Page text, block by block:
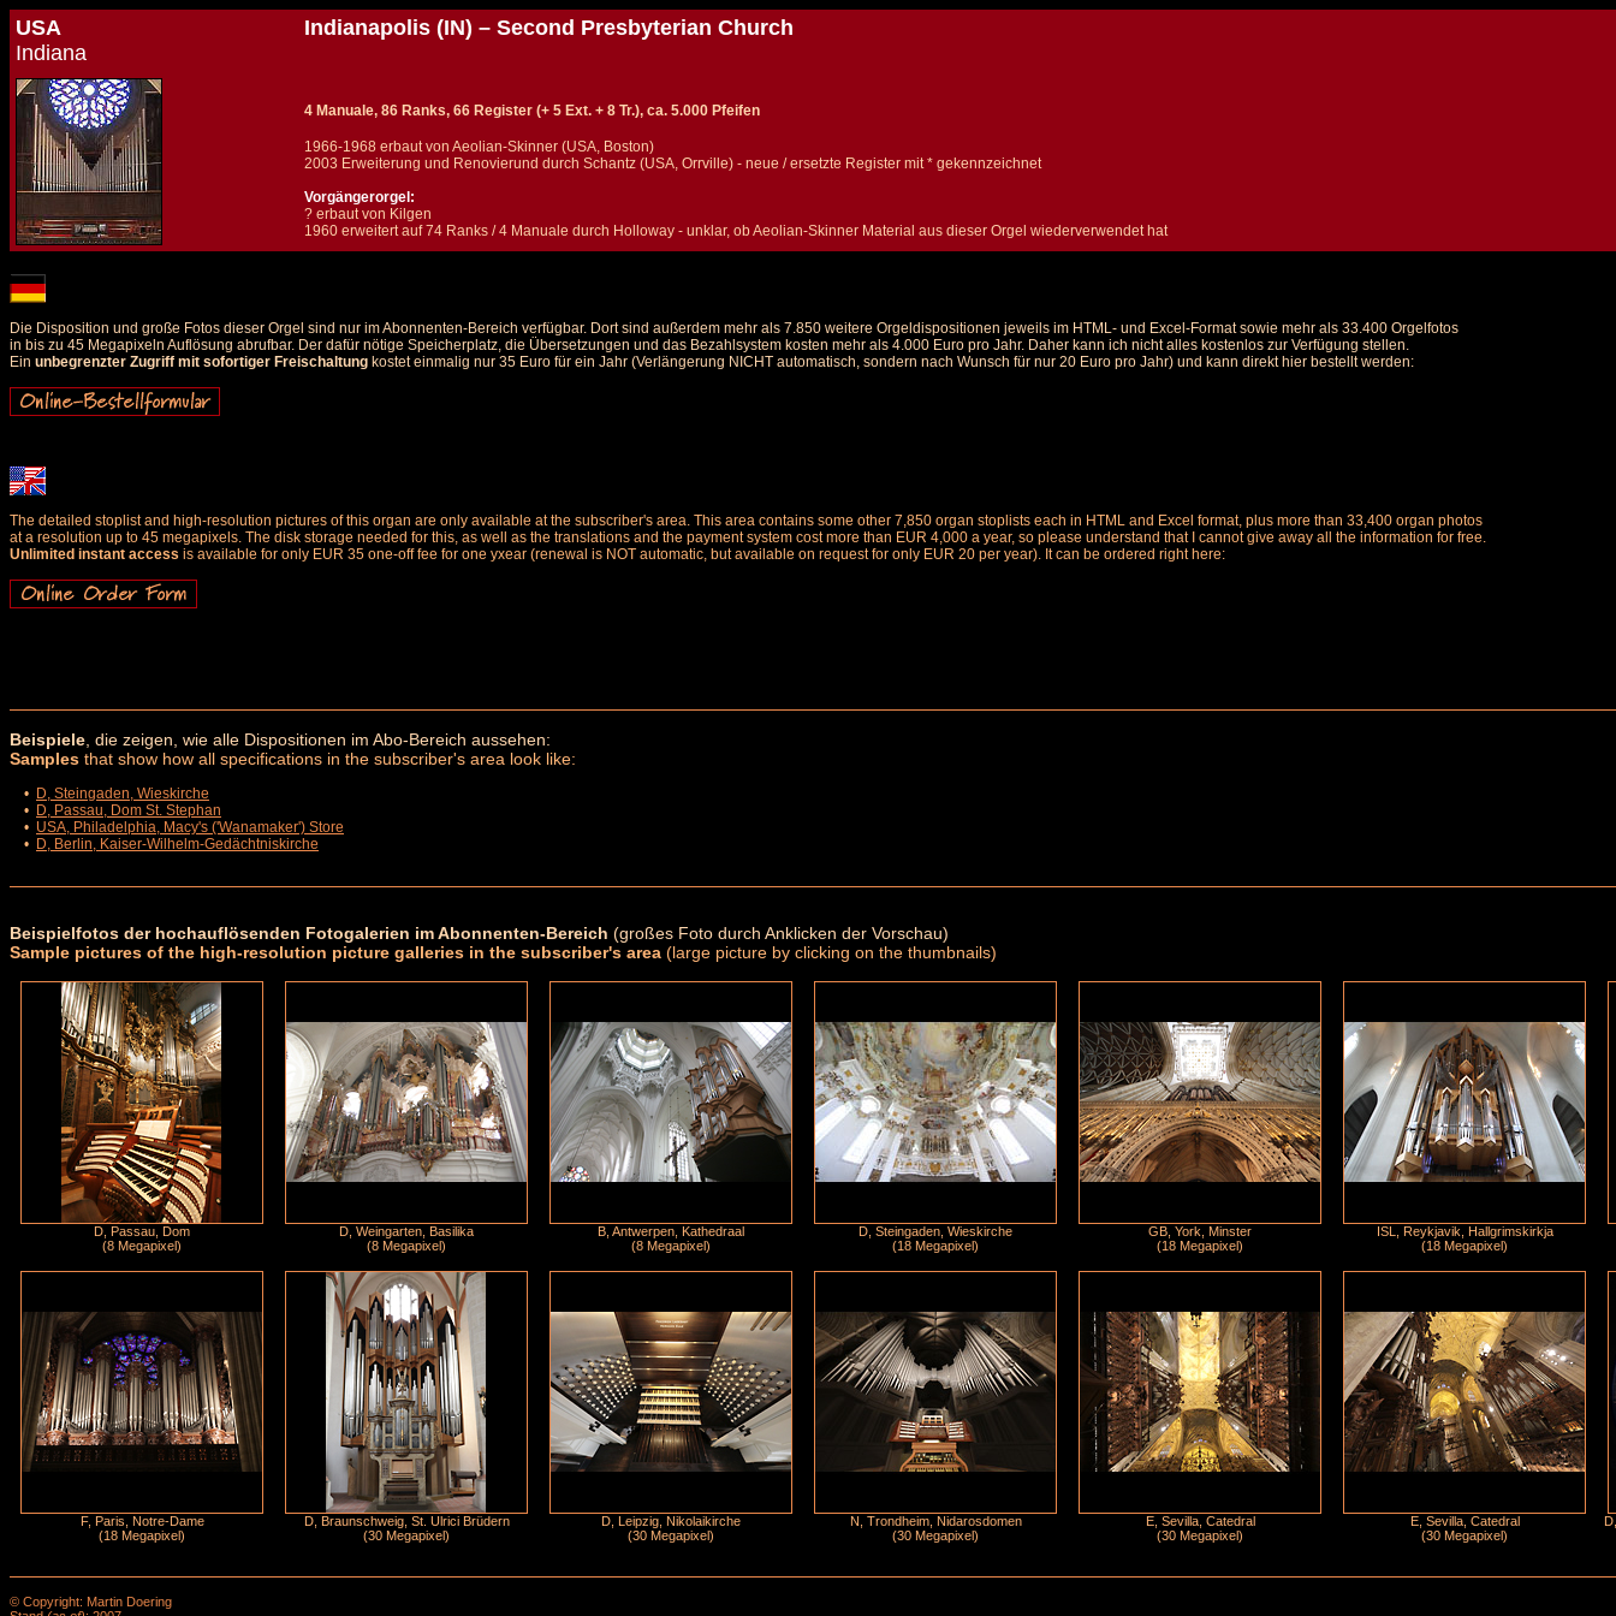
USA
Indiana
Indianapolis (IN) – Second Presbyterian Church
4 Manuale, 86 Ranks, 66 Register (+ 5 Ext. + 8 Tr.), ca. 5.000 Pfeifen
1966-1968 erbaut von Aeolian-Skinner (USA, Boston)
2003 Erweiterung und Renovierund durch Schantz (USA, Orrville) - neue / ersetzte Register mit * gekennzeichnet
Vorgängerorgel:
? erbaut von Kilgen
1960 erweitert auf 74 Ranks / 4 Manuale durch Holloway - unklar, ob Aeolian-Skinner Material aus dieser Orgel wiederverwendet hat
Die Disposition und große Fotos dieser Orgel sind nur im Abonnenten-Bereich verfügbar. Dort sind außerdem mehr als 7.850 weitere Orgeldispositionen jeweils im HTML- und Excel-Format sowie mehr als 33.400 Orgelfotos
in bis zu 45 Megapixeln Auflösung abrufbar. Der dafür nötige Speicherplatz, die Übersetzungen und das Bezahlsystem kosten mehr als 4.000 Euro pro Jahr. Daher kann ich nicht alles kostenlos zur Verfügung stellen.
Ein unbegrenzter Zugriff mit sofortiger Freischaltung kostet einmalig nur 35 Euro für ein Jahr (Verlängerung NICHT automatisch, sondern nach Wunsch für nur 20 Euro pro Jahr) und kann direkt hier bestellt werden:
The detailed stoplist and high-resolution pictures of this organ are only available at the subscriber's area. This area contains some other 7,850 organ stoplists each in HTML and Excel format, plus more than 33,400 organ photos
at a resolution up to 45 megapixels. The disk storage needed for this, as well as the translations and the payment system cost more than EUR 4,000 a year, so please understand that I cannot give away all the information for free.
Unlimited instant access is available for only EUR 35 one-off fee for one yxear (renewal is NOT automatic, but available on request for only EUR 20 per year). It can be ordered right here:
Beispiele , die zeigen, wie alle Dispositionen im Abo-Bereich aussehen:
Samples that show how all specifications in the subscriber's area look like:
• D, Steingaden, Wieskirche
• D, Passau, Dom St. Stephan
• USA, Philadelphia, Macy's ('Wanamaker') Store
• D, Berlin, Kaiser-Wilhelm-Gedächtniskirche
Beispielfotos der hochauflösenden Fotogalerien im Abonnenten-Bereich (großes Foto durch Anklicken der Vorschau)
Sample pictures of the high-resolution picture galleries in the subscriber's area (large picture by clicking on the thumbnails)
D, Passau, Dom
(8 Megapixel)
D, Weingarten, Basilika
(8 Megapixel)
B, Antwerpen, Kathedraal
(8 Megapixel)
D, Steingaden, Wieskirche
(18 Megapixel)
GB, York, Minster
(18 Megapixel)
ISL, Reykjavik, Hallgrimskirkja
(18 Megapixel)
F, Paris, Notre-Dame
(18 Megapixel)
D, Braunschweig, St. Ulrici Brüdern
(30 Megapixel)
D, Leipzig, Nikolaikirche
(30 Megapixel)
N, Trondheim, Nidarosdomen
(30 Megapixel)
E, Sevilla, Catedral
(30 Megapixel)
E, Sevilla, Catedral
(30 Megapixel)
© Copyright: Martin Doering